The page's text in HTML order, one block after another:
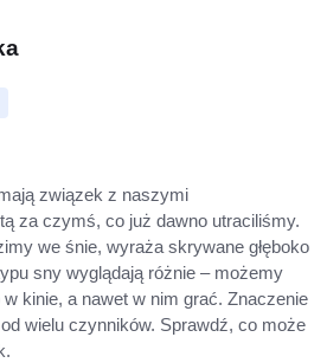
związek z naszymi
za czymś, co już dawno utraciliśmy.
we śnie, wyraża skrywane głęboko
sny wyglądają różnie – możemy
kinie, a nawet w nim grać. Znaczenie
wielu czynników. Sprawdź, co może